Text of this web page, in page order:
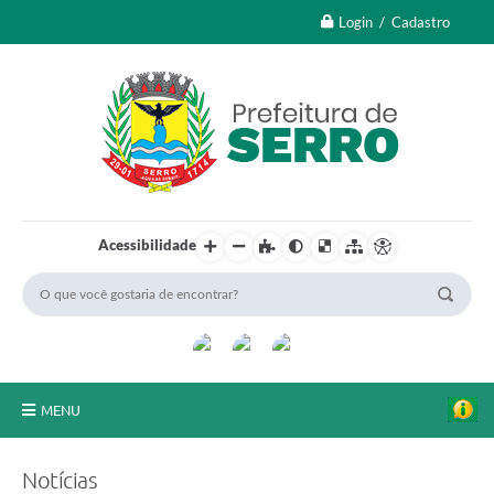
Login / Cadastro
Acessibilidade
MENU
Notícias